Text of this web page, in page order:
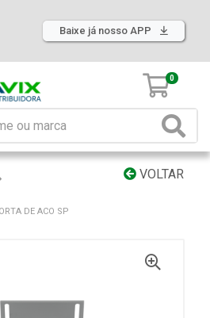
Baixe já nosso APP
0
VOLTAR
DE ACO SP